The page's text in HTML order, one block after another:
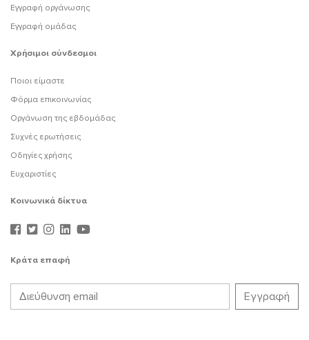
Εγγραφή οργάνωσης
Εγγραφή ομάδας
Χρήσιμοι σύνδεσμοι
Ποιοι είμαστε
Φόρμα επικοινωνίας
Οργάνωση της εβδομάδας
Συχνές ερωτήσεις
Οδηγίες χρήσης
Ευχαριστίες
Κοινωνικά δίκτυα
Κράτα επαφή